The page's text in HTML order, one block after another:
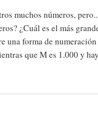
muchos números,
¿Cuál es el más
una forma de
que M es 1.000 y